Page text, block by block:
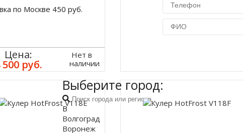
по Москве 450 руб.
Цена:
500 руб.
Нет в
наличии
Выберите город:
В
Волгоград
Воронеж